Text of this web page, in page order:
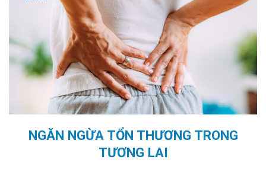
NGĂN NGỪA TỔN THƯƠNG TRONG
TƯƠNG LAI